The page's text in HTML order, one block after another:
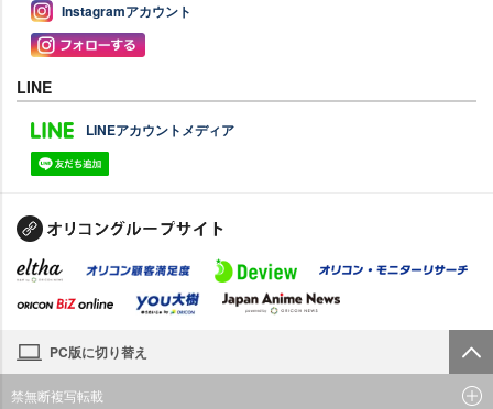
Instagramアカウント
LINE
LINEアカウントメディア
PC版に切り替え
禁無断複写転載